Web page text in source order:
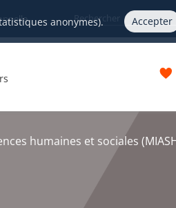
anonymes). Accepter
humaines et sociales